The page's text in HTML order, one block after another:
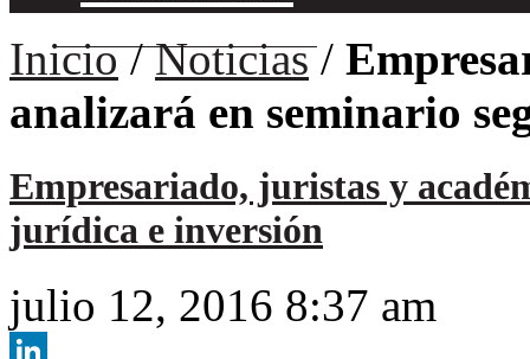
Inicio/Noticias/
analizará en seminario
Empresariado, juristas y
jurídica e inversión
julio 12, 2016 8:37 am